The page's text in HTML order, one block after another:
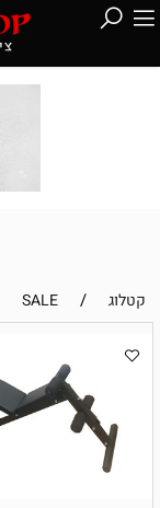
קטלוג /
SALE